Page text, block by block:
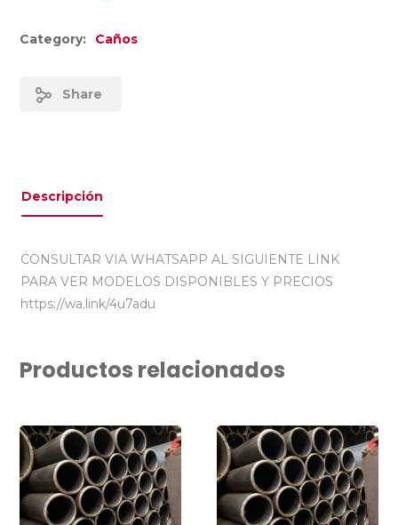
Category: Caños
Share
Descripción
CONSULTAR VIA WHATSAPP AL SIGUIENTE LINK
PARA VER MODELOS DISPONIBLES Y PRECIOS
https://wa.link/4u7adu
Productos relacionados